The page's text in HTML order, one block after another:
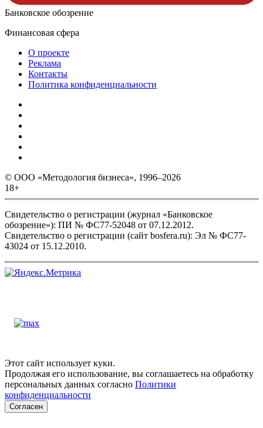
Банковское обозрение
Финансовая сфера
О проекте
Реклама
Контакты
Политика конфиденциальности
© ООО «Методология бизнеса», 1996–2026
18+
Свидетельство о регистрации (журнал «Банковское
обозрение»): ПИ № ФС77-52048 от 07.12.2012.
Свидетельство о регистрации (сайт bosfera.ru): Эл № ФС77-
43024 от 15.12.2010.
Этот сайт использует куки.
Продолжая его использование, вы соглашаетесь на обработку
персональных данных согласно Политики
конфиденциальности
Согласен